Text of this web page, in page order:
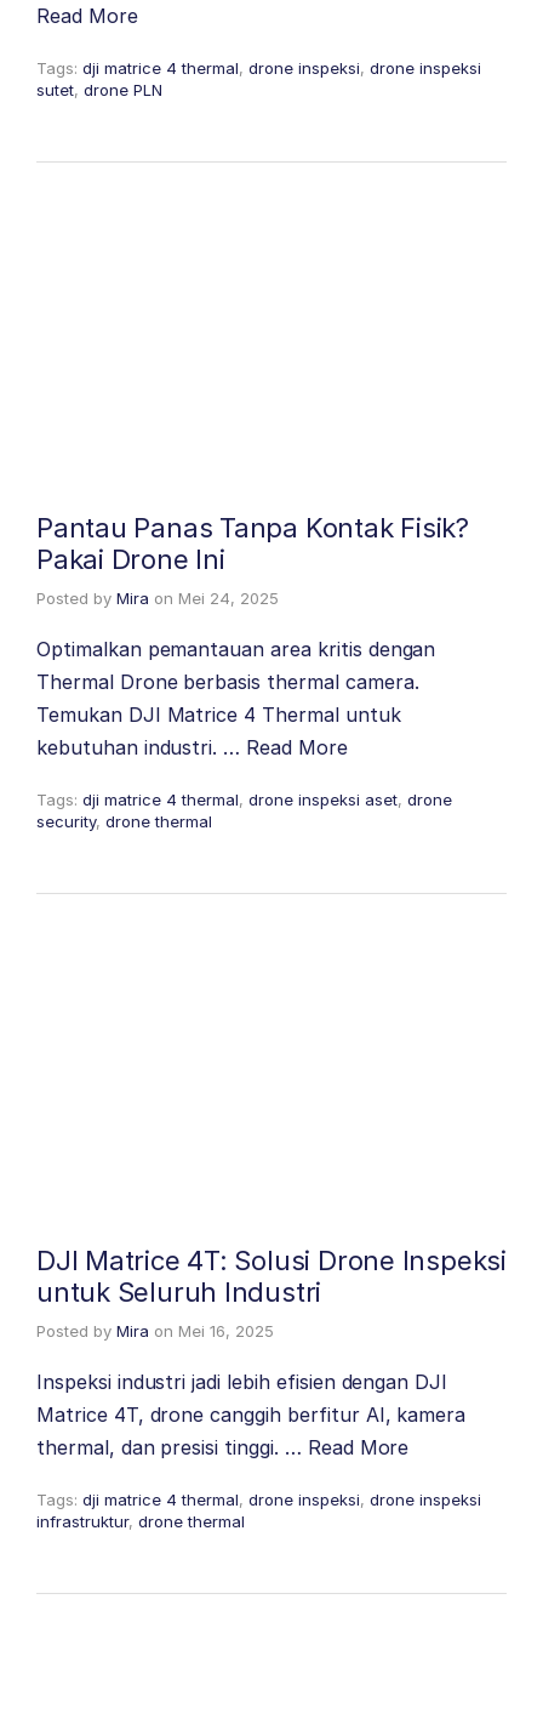
Read More
Tags: dji matrice 4 thermal, drone inspeksi, drone inspeksi
sutet, drone PLN
Pantau Panas Tanpa Kontak Fisik?
Pakai Drone Ini
Posted by Mira on Mei 24, 2025
Optimalkan pemantauan area kritis dengan
Thermal Drone berbasis thermal camera.
Temukan DJI Matrice 4 Thermal untuk
kebutuhan industri. … Read More
Tags: dji matrice 4 thermal, drone inspeksi aset, drone
security, drone thermal
DJI Matrice 4T: Solusi Drone Inspeksi
untuk Seluruh Industri
Posted by Mira on Mei 16, 2025
Inspeksi industri jadi lebih efisien dengan DJI
Matrice 4T, drone canggih berfitur AI, kamera
thermal, dan presisi tinggi. … Read More
Tags: dji matrice 4 thermal, drone inspeksi, drone inspeksi
infrastruktur, drone thermal